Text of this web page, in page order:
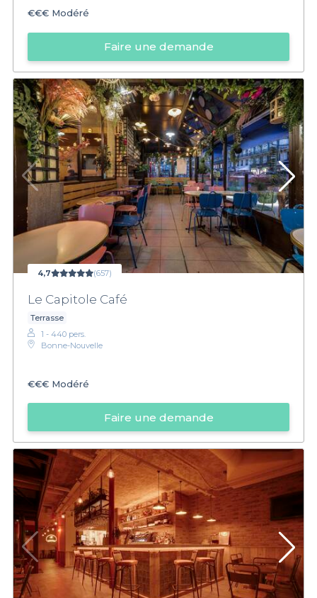
€€€ Modéré
Faire une demande
4,7 (657)
Le Capitole Café
Terrasse
1 - 440 pers.
Bonne-Nouvelle
€€€ Modéré
Faire une demande